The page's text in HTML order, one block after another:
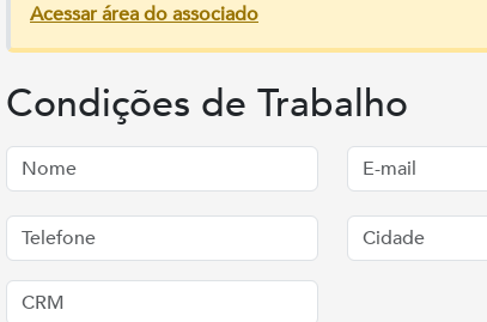
Acessar área do associado
Condições de Trabalho